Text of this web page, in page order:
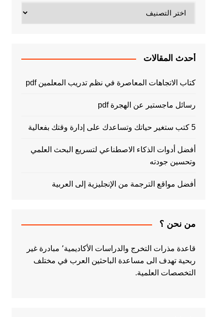
أحدث المقالات
كتاب الاتجاهات المعاصرة في نظم تدريب المعلمين pdf
رسائل ماجستير عن الهجرة pdf
5 كتب ستغير حياتك وتساعدك على إدارة وقتك بفعالية
أفضل أدوات الذكاء الاصطناعي لتسريع البحث العلمي
وتحسين جودته
أفضل مواقع الترجمة من الإنجليزية إلى العربية
من نحن ؟
قاعدة مذرات التخرج والدراسات الأكاديمية٬ مبادرة غير
ربحية تهدف الى مساعدة الباحثين العرب في مختلف
التخصصات العلمية.